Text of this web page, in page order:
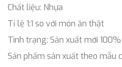
Chất liệu: Nhựa
Tỉ lệ 1:1 so với món ăn thật
Tình trạng: Sản xuất mới 100%
Sản phẩm sản xuất theo mẫu